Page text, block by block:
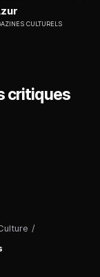
/
CULTURELS
critiques